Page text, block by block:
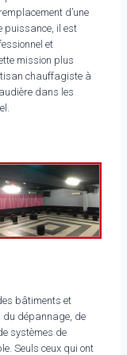
d’une
puissance, il est
et
mission plus
chauffagiste à
dans les
bâtiments et
du dépannage, de
systèmes de
Seuls ceux qui ont